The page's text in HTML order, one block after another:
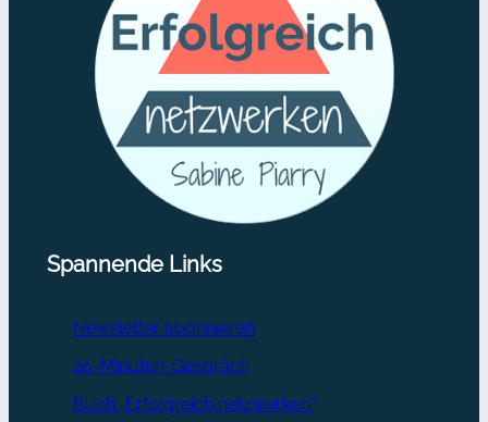
Spannende Links
Newsletter abonnieren
20-Minuten-Gespräch
Buch „Erfolgreich netzwerken“